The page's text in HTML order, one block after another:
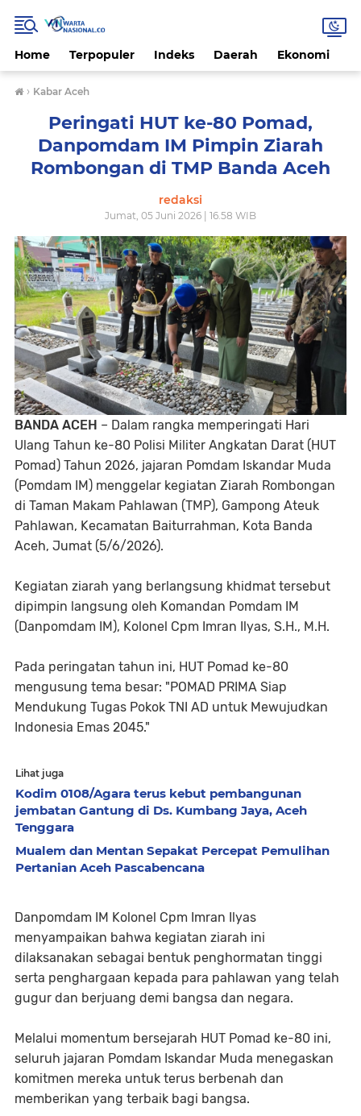
Home Terpopuler Indeks Daerah Ekonomi
› Kabar Aceh
Peringati HUT ke-80 Pomad,
Danpomdam IM Pimpin Ziarah
Rombongan di TMP Banda Aceh
redaksi
Jumat, 05 Juni 2026 | 16.58 WIB
BANDA ACEH – Dalam rangka memperingati Hari
Ulang Tahun ke-80 Polisi Militer Angkatan Darat (HUT
Pomad) Tahun 2026, jajaran Pomdam Iskandar Muda
(Pomdam IM) menggelar kegiatan Ziarah Rombongan
di Taman Makam Pahlawan (TMP), Gampong Ateuk
Pahlawan, Kecamatan Baiturrahman, Kota Banda
Aceh, Jumat (5/6/2026).
​Kegiatan ziarah yang berlangsung khidmat tersebut
dipimpin langsung oleh Komandan Pomdam IM
(Danpomdam IM), Kolonel Cpm Imran Ilyas, S.H., M.H.
​Pada peringatan tahun ini, HUT Pomad ke-80
mengusung tema besar: "POMAD PRIMA Siap
Mendukung Tugas Pokok TNI AD untuk Mewujudkan
Indonesia Emas 2045."
Lihat juga
Kodim 0108/Agara terus kebut pembangunan
jembatan Gantung di Ds. Kumbang Jaya, Aceh
Tenggara
Mualem dan Mentan Sepakat Percepat Pemulihan
Pertanian Aceh Pascabencana
​Danpomdam IM Kolonel Cpm Imran Ilyas
menyampaikan bahwa kegiatan ziarah ini
dilaksanakan sebagai bentuk penghormatan tinggi
serta penghargaan kepada para pahlawan yang telah
gugur dan berjuang demi bangsa dan negara.
Melalui momentum bersejarah HUT Pomad ke-80 ini,
seluruh jajaran Pomdam Iskandar Muda menegaskan
komitmen mereka untuk terus berbenah dan
memberikan yang terbaik bagi bangsa.